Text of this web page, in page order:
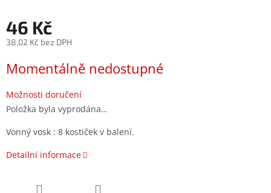
46 Kč
38,02 Kč bez DPH
cena:
Momentálně nedostupné
Možnosti doručení
Položka byla vyprodána…
Vonný vosk : 8 kostiček v balení.
Detailní informace